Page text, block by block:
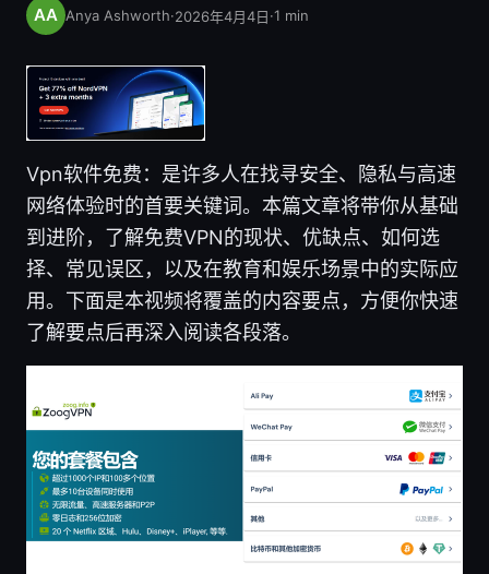
Anya Ashworth·2026年4月4日·1 min
Vpn软件免费：是许多人在找寻安全、隐私与高速
网络体验时的首要关键词。本篇文章将带你从基础
到进阶，了解免费VPN的现状、优缺点、如何选
择、常见误区，以及在教育和娱乐场景中的实际应
用。下面是本视频将覆盖的内容要点，方便你快速
了解要点后再深入阅读各段落。